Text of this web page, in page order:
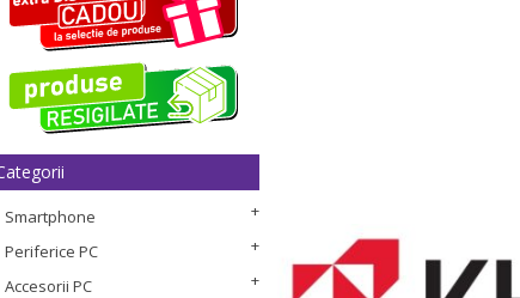
Smartphone
Periferice PC
Accesorii PC